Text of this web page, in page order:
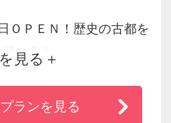
ＯＰＥＮ！歴史の古都を
ーク！
り徒歩１分
完全セパレートタイプ
遺産と四季折々の風物詩
見る
ランを見る